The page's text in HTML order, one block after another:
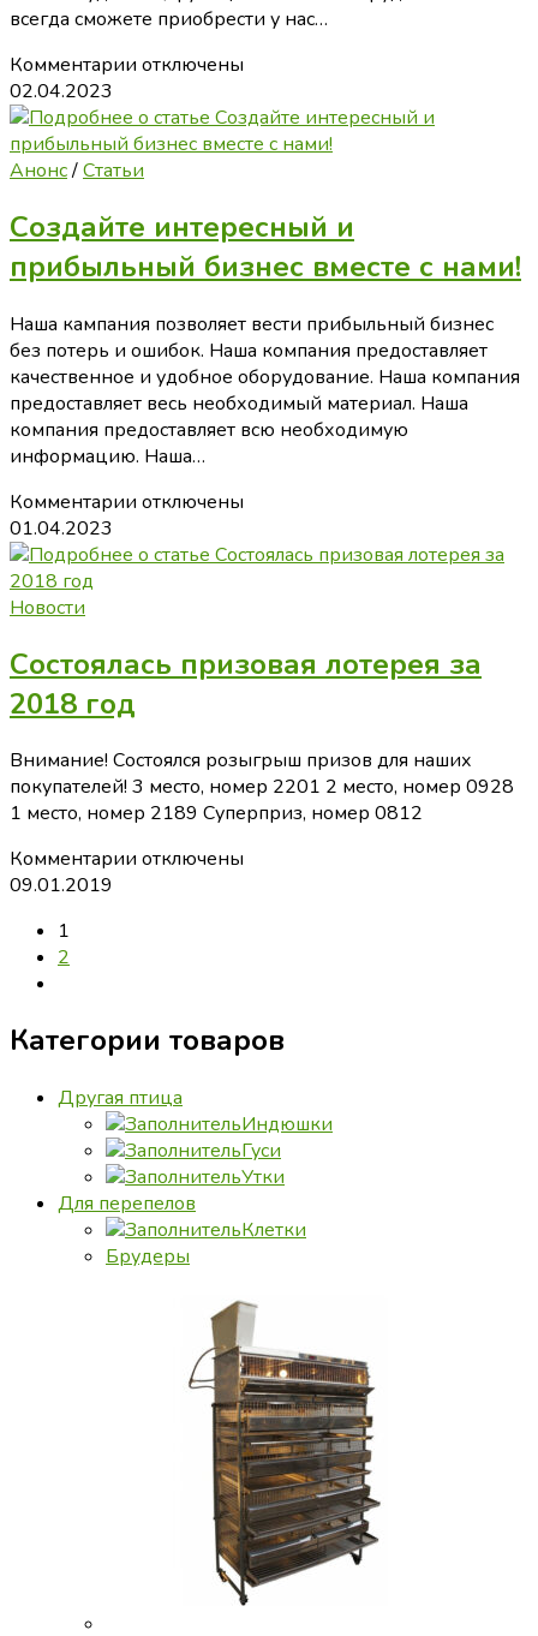
всегда сможете приобрести у нас…
Комментарии к
Питайтесь
качественными,
свежими,
без
химии
продуктами!
отключены
02.04.2023
Анонс/Статьи
Создайте интересный и
прибыльный бизнес вместе с нами!
Наша кампания позволяет вести прибыльный бизнес
без потерь и ошибок. Наша компания предоставляет
качественное и удобное оборудование. Наша компания
предоставляет весь необходимый материал. Наша
компания предоставляет всю необходимую
информацию. Наша…
Комментарии к
Создайте
бизнес
вместе
отключены
01.04.2023
Новости
Состоялась призовая лотерея за
2018 год
Внимание! Состоялся розыгрыш призов для наших
покупателей! 3 место, номер 2201 2 место, номер 0928
1 место, номер 2189 Суперприз, номер 0812
Комментарии к
год
отключены
09.01.2019
1
2
следующую
страницу
Категории товаров
Другая птица
Индюшки
Гуси
Утки
Для перепелов
Клетки
Брудеры